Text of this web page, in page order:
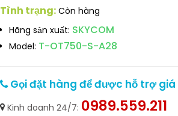
Tình trạng: Còn hàng
Hãng sản xuất: SKYCOM
Model: T-OT750-S-A28
Gọi đặt hàng để được hỗ trợ
Kinh doanh 24/7: 0989.559.211